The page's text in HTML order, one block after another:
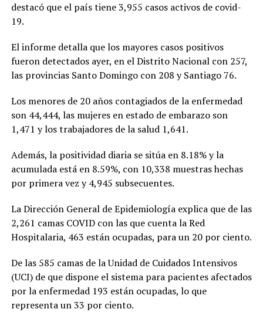
destacó que el país tiene 3,955 casos activos de covid-
19.
El informe detalla que los mayores casos positivos
fueron detectados ayer, en el Distrito Nacional con 257,
las provincias Santo Domingo con 208 y Santiago 76.
Los menores de 20 años contagiados de la enfermedad
son 44,444, las mujeres en estado de embarazo son
1,471 y los trabajadores de la salud 1,641.
Además, la positividad diaria se sitúa en 8.18% y la
acumulada está en 8.59%, con 10,338 muestras hechas
por primera vez y 4,945 subsecuentes.
La Dirección General de Epidemiología explica que de las
2,261 camas COVID con las que cuenta la Red
Hospitalaria, 463 están ocupadas, para un 20 por ciento.
De las 585 camas de la Unidad de Cuidados Intensivos
(UCI) de que dispone el sistema para pacientes afectados
por la enfermedad 193 están ocupadas, lo que
representa un 33 por ciento.